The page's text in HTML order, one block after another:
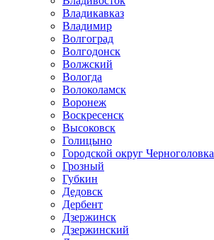
Владикавказ
Владимир
Волгоград
Волгодонск
Волжский
Вологда
Волоколамск
Воронеж
Воскресенск
Высоковск
Голицыно
Городской округ Черноголовка
Грозный
Губкин
Дедовск
Дербент
Дзержинск
Дзержинский